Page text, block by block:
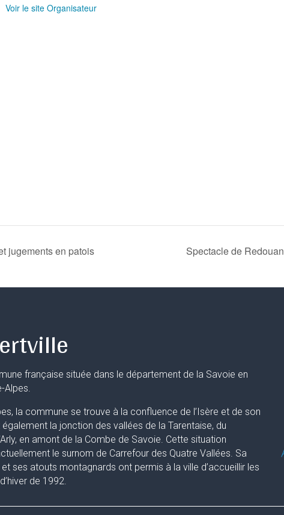
Voir le site Organisateur
jugements en patois Spectacle de
française située dans le département de la Savoie en
Alpes.
la commune se trouve à la confluence de l’Isère et de son
également la jonction des vallées de la Tarentaise, du
en amont de la Combe de Savoie. Cette situation
le surnom de Carrefour des Quatre Vallées. Sa
ses atouts montagnards ont permis à la ville d’accueillir les
de 1992.